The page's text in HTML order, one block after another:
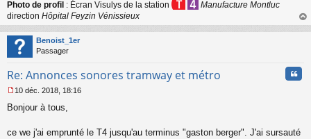
u
Photo de profil : Écran Visulys de la station
Manufacture Montluc
direction Hôpital Feyzin Vénissieux
au
Benoist_1er
Passager
Re: Annonces sonores tramway et métro
e
s
10 déc. 2018, 18:16
Bonjour à tous,
ce we j'ai emprunté le T4 jusqu'au terminus "gaston berger". J'ai sursauté